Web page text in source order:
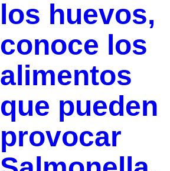
los huevos,
conoce los
alimentos
que pueden
provocar